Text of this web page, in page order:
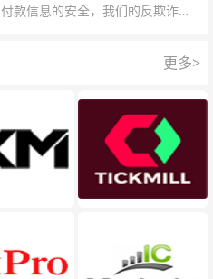
款信息的安全，我们的反欺诈团
更多>